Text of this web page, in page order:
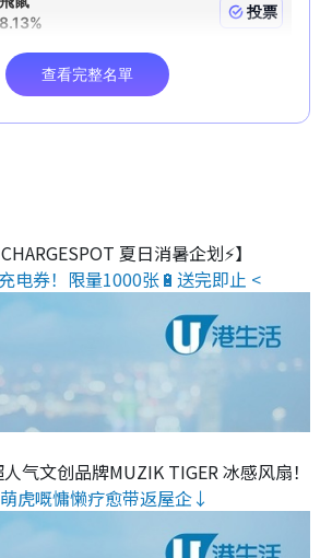
夏日消暑企划⚡】
电券！限量1000张🔋送完即止 <
气文创品牌MUZIK TIGER 冰感风扇！
虎嘅慵懒疗愈带返屋企↓